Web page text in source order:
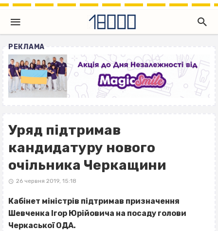
РЕКЛАМА
Уряд підтримав
кандидатуру нового
очільника Черкащини
26 червня 2019, 15:18
Кабінет міністрів підтримав призначення
Шевченка Ігор Юрійовича на посаду голови
Черкаської ОДА.